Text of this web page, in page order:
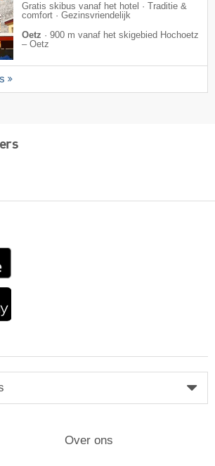
Gratis skibus vanaf het hotel · Traditie &
comfort · Gezinsvriendelijk
Oetz · 900 m vanaf het skigebied Hochoetz
– Oetz
App
Google
Over ons